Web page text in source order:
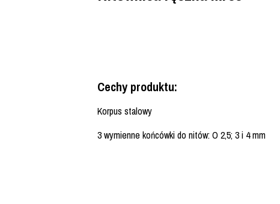
Cechy produktu:
Korpus stalowy
3 wymienne końcówki do nitów: O 2,5; 3 i 4 mm